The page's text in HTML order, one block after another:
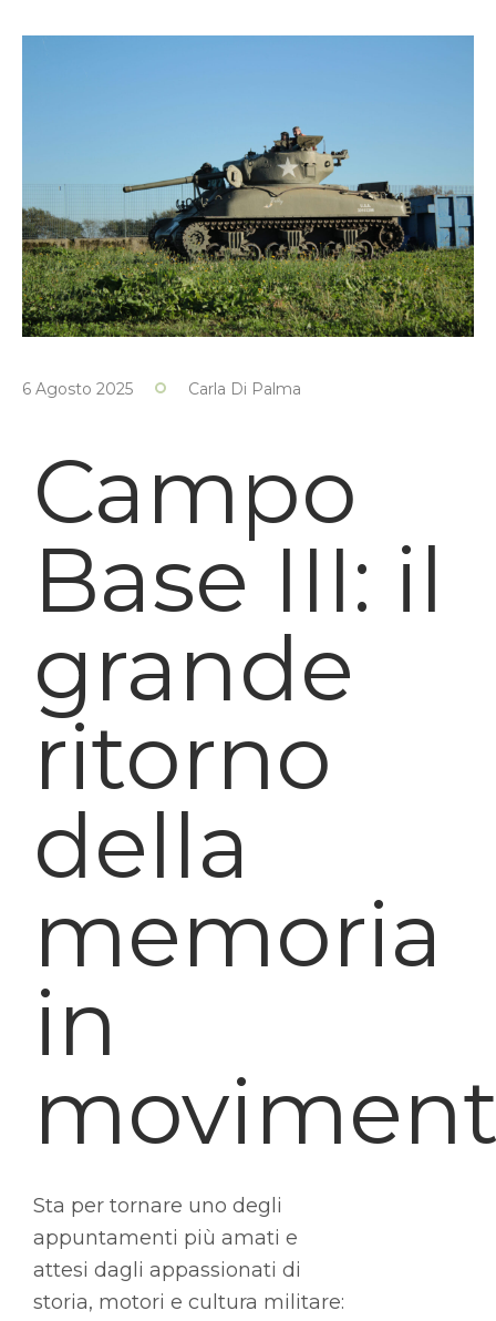
6 Agosto 2025 Carla Di Palma
Campo
Base III: il
grande
ritorno
della
memoria
in
Sta per tornare uno degli
appuntamenti più amati e
attesi dagli appassionati di
storia, motori e cultura militare: